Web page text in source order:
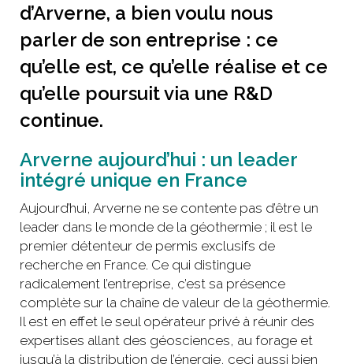
d’Arverne, a bien voulu nous
parler de son entreprise : ce
qu’elle est, ce qu’elle réalise et ce
qu’elle poursuit via une R&D
continue.
Arverne aujourd’hui : un leader
intégré unique en France
Aujourd’hui, Arverne ne se contente pas d’être un
leader dans le monde de la géothermie ; il est le
premier détenteur de permis exclusifs de
recherche en France. Ce qui distingue
radicalement l’entreprise, c’est sa présence
complète sur la chaîne de valeur de la géothermie.
Il est en effet le seul opérateur privé à réunir des
expertises allant des géosciences, au forage et
jusqu’à la distribution de l’énergie, ceci aussi bien